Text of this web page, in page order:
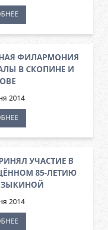
ФИЛАРМОНИЯ
В СКОПИНЕ И
2014
УЧАСТИЕ В
85-ЛЕТИЮ
2014